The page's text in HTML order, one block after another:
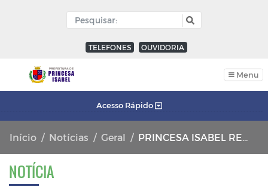
TELEFONES OUVIDORIA
Menu
Acesso Rápido
Início Notícias Geral PRINCESA ISABEL REAFIRMA ATENDIMENTO IRRESTRITO AOS PACIENTES DE TFD PARA HEMODIÁLISE
NOTÍCIA